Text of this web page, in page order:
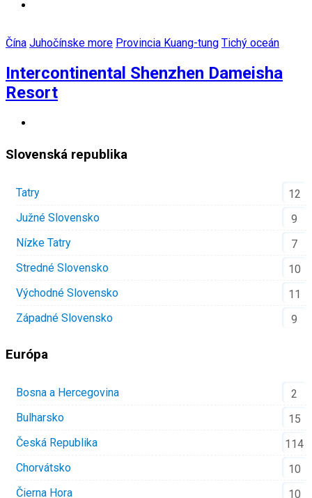
Čína Juhočínske more Provincia Kuang-tung Tichý oceán
Intercontinental Shenzhen Dameisha
Resort
Slovenská republika
Tatry
12
Južné Slovensko
9
Nízke Tatry
7
Stredné Slovensko
10
Východné Slovensko
11
Západné Slovensko
9
Európa
Bosna a Hercegovina
2
Bulharsko
15
Česká Republika
114
Chorvátsko
10
Čierna Hora
10